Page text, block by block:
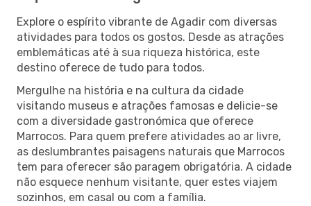
Explore o espírito vibrante de Agadir com diversas
atividades para todos os gostos. Desde as atrações
emblemáticas até à sua riqueza histórica, este
destino oferece de tudo para todos.
Mergulhe na história e na cultura da cidade
visitando museus e atrações famosas e delicie-se
com a diversidade gastronómica que oferece
Marrocos. Para quem prefere atividades ao ar livre,
as deslumbrantes paisagens naturais que Marrocos
tem para oferecer são paragem obrigatória. A cidade
não esquece nenhum visitante, quer estes viajem
sozinhos, em casal ou com a família.